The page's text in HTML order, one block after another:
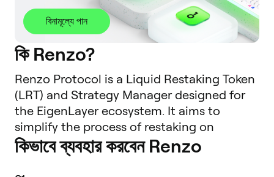
বিনামূল্যে পান
কি Renzo?
Renzo Protocol is a Liquid Restaking Token
(LRT) and Strategy Manager designed for
the EigenLayer ecosystem. It aims to
simplify the process of restaking on
Ethereum by abstracting the complexities
involved for end-users. As restaking gains
কিভাবে ব্যবহার করবেন Renzo